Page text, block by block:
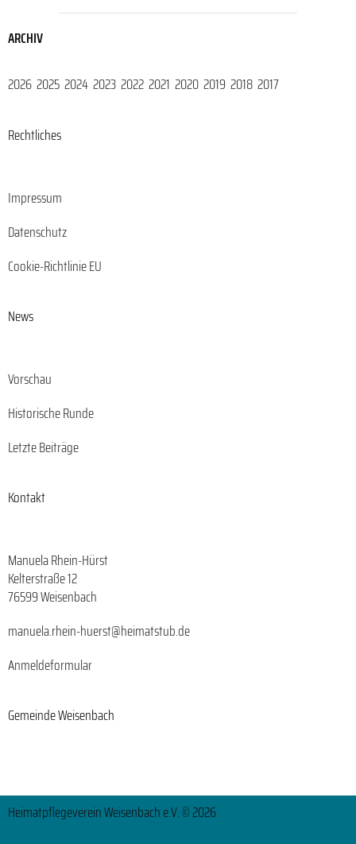
ARCHIV
2026 2025 2024 2023 2022 2021 2020 2019 2018 2017
Rechtliches
Impressum
Datenschutz
Cookie-Richtlinie EU
News
Vorschau
Historische Runde
Letzte Beiträge
Kontakt
Manuela Rhein-Hürst
Kelterstraße 12
76599 Weisenbach
manuela.rhein-huerst@heimatstub.de
Anmeldeformular
Gemeinde Weisenbach
Heimatpflegeverein Weisenbach e.V. © 2026